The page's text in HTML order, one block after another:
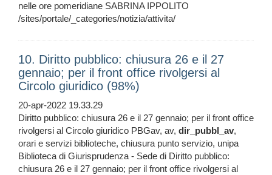
nelle ore pomeridiane SABRINA IPPOLITO
/sites/portale/_categories/notizia/attivita/
10. Diritto pubblico: chiusura 26 e il 27
gennaio; per il front office rivolgersi al
Circolo giuridico (98%)
20-apr-2022 19.33.29
Diritto pubblico: chiusura 26 e il 27 gennaio; per il front office
rivolgersi al Circolo giuridico PBGav, av, dir_pubbl_av,
orari e servizi biblioteche, chiusura punto servizio, unipa
Biblioteca di Giurisprudenza - Sede di Diritto pubblico:
chiusura 26 e il 27 gennaio; per il front office rivolgersi al